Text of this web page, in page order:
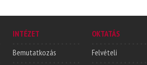
INTÉZET
Bemutatkozás
OKTATÁS
Felvételi